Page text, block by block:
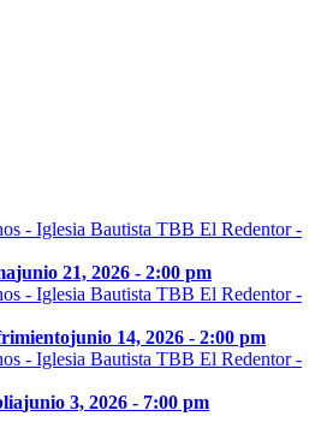
junio 21, 2026 - 2:00 pm
junio 14, 2026 - 2:00 pm
junio 3, 2026 - 7:00 pm